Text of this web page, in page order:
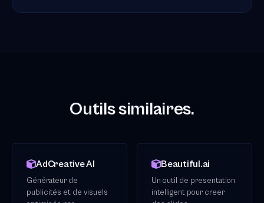
Outils similaires.
AdCreative AI
Générateur de
publicités et de visuels
Beautiful.ai
Un outil de presentation
intelligent pour creer